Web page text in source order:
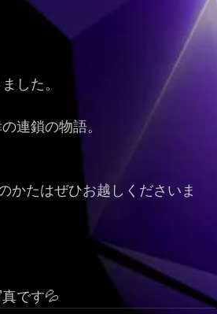
した。
連鎖の物語。
かたはぜひお越しくださいま
です💦